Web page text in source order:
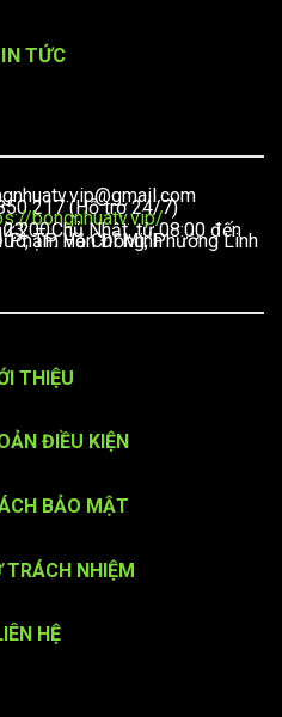
TỨC
217 (Hỗ trợ 24/7)
bongnhuatv.vip/
: Thứ 2 – Chủ Nhật, từ 08:00 đến 23:00
Linh Tây, TP. Thủ Đức, TP. Hồ Chí Minh
THIỆU
ĐIỀU KIỆN
BẢO MẬT
TRÁCH NHIỆM
HỆ